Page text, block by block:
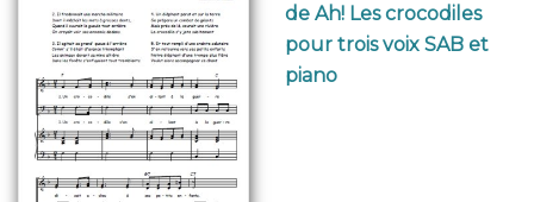
de Ah! Les crocodiles
pour trois voix SAB et
piano